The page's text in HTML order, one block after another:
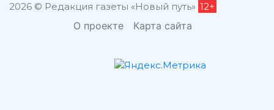
2026 © Редакция газеты «Новый путь» 12+
О проекте Карта сайта